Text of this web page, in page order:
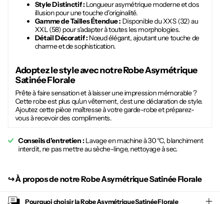
Style Distinctif :Longueur asymétrique moderne et dos
illusion pour une touche d'originalité.
Gamme de Tailles Étendue : Disponible du XXS (32) au
XXL (58) pour s'adapter à toutes les morphologies.
Détail Décoratif :Nœud élégant, ajoutant une touche de
charme et de sophistication.
Adoptez le style avec notreRobe Asymétrique
Satinée Florale
Prête à faire sensation et à laisser une impression mémorable ?
Cette robe est plus qu'un vêtement, c'est une déclaration de style.
Ajoutez cette pièce maîtresse à votre garde-robe et préparez-
vous à recevoir des compliments.
Conseils d'entretien :Lavage en machine à 30 °C, blanchiment
interdit, ne pas mettre au sèche-linge, nettoyage à sec.
↪︎À propos de notre Robe Asymétrique Satinée Florale
Pourquoi choisir laRobe Asymétrique Satinée Florale